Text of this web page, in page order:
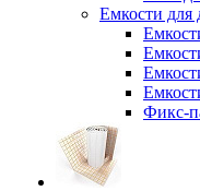
Емкости для
Фикс-